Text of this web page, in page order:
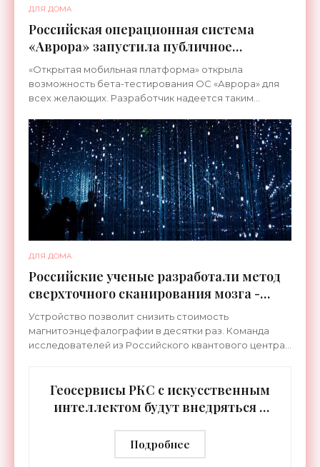
ДЛЯ ДОМА
Российская операционная система
«Аврора» запустила публичное
тестирование - «Новости Электроники»
«Открытая мобильная платформа» открыла
возможность бета-тестирования ОС «Аврора» для
всех желающих. Разработчик надеется таким
мобильной операционной
ДЛЯ ДОМА
Российские ученые разработали метод
сверхточного сканирования мозга -
«Новости Электроники»
Устройство позволит снизить стоимость
магнитоэнцефалографии в десятки раз. Команда
исследователей из Российского квантового центра,
Геосервисы РКС с искусственным
интеллектом будут внедряться в
Электроники»
Подробнее